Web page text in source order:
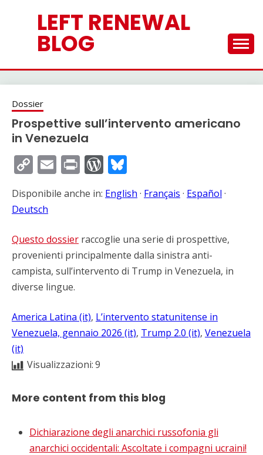
LEFT RENEWAL
BLOG
Dossier
Prospettive sull’intervento americano
in Venezuela
Copy
Link
EmailPrintWordPress
Disponibile anche in: English · Français · Español ·
Deutsch
Questo dossier raccoglie una serie di prospettive,
provenienti principalmente dalla sinistra anti-
campista, sull’intervento di Trump in Venezuela, in
diverse lingue.
America Latina (it), L’intervento statunitense in
Venezuela, gennaio 2026 (it), Trump 2.0 (it), Venezuela
(it)
Visualizzazioni:9
More content from this blog
Dichiarazione degli anarchici russofonia gli
anarchici occidentali: Ascoltate i compagni ucraini!